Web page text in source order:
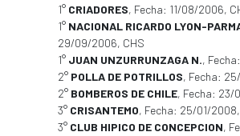
1° CRIADORES, Fecha: 11/08/2006,
1° NACIONAL RICARDO LYON-
29/09/2006, CHS
1° JUAN UNZURRUNZAGA N.,
2° POLLA DE POTRILLOS, Fecha:
2° BOMBEROS DE CHILE, Fecha: 23/
3° CRISANTEMO, Fecha: 25/01/
3° CLUB HIPICO DE CONCEPCION,